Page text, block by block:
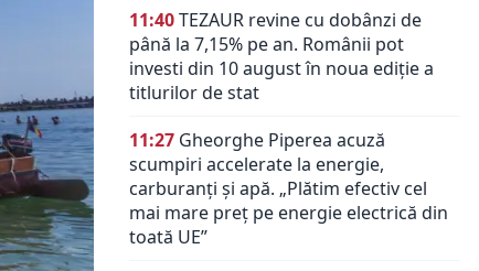
11:40TEZAUR revine cu dobânzi de
până la 7,15% pe an. Românii pot
investi din 10 august în noua ediție a
titlurilor de stat
11:27 Gheorghe Piperea acuză
scumpiri accelerate la energie,
carburanți și apă. „Plătim efectiv cel
mai mare preț pe energie electrică din
toată UE”